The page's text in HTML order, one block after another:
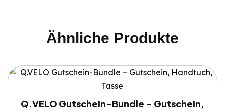
Ähnliche Produkte
Q.VELO Gutschein-Bundle – Gutschein,